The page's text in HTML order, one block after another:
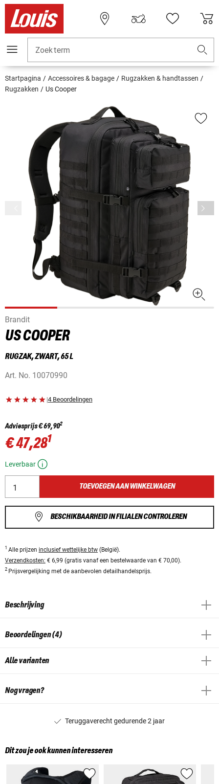
Zoekterm
Startpagina Accessoires & bagage
Rugzakken & handtassen
Rugzakken
Us Cooper
Brandit
US COOPER
RUGZAK, ZWART, 65 L
Art. No. 10070990
|4 Beoordelingen
Adviesprijs€ 69,902
€ 47,281
Leverbaar
TOEVOEGEN AAN WINKELWAGEN
BESCHIKBAARHEID IN FILIALEN CONTROLEREN
1 Alle prijzen inclusief wettelijke btw (België).
Verzendkosten: € 6,99 (gratis vanaf een bestelwaarde van € 70,00).
2 Prijsvergelijking met de aanbevolen detailhandelsprijs.
Beschrijving
Beoordelingen (4)
Alle varianten
Nog vragen?
Teruggaverecht gedurende 2 jaar
Dit zou je ook kunnen interesseren